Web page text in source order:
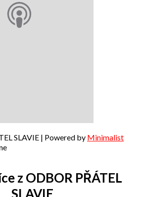
SLAVIE | Powered by Minimalist
z ODBOR PŘÁTEL
SLAVIE